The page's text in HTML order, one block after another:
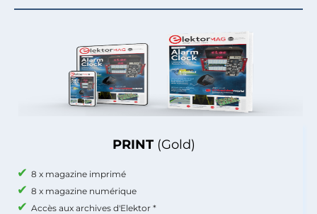
PRINT (Gold)
8 x magazine imprimé
8 x magazine numérique
Accès aux archives d'Elektor *